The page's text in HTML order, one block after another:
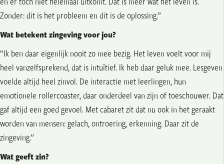
Zonder: dit is het probleem en dit is de oplossing.”
Wat betekent zingeving voor jou?
“Ik ben daar eigenlijk nooit zo mee bezig. Het leven voelt voor mij
heel vanzelfsprekend, dat is intuïtief. Ik heb daar geluk mee. Lesgeven
voelde altijd heel zinvol. De interactie met leerlingen, hun
emotionele rollercoaster, daar onderdeel van zijn of toeschouwer. Dat
gaf altijd een goed gevoel. Met cabaret zit dat nu ook in het geraakt
worden van mensen: gelach, ontroering, erkenning. Daar zit de
zingeving.”
Wat geeft zin?